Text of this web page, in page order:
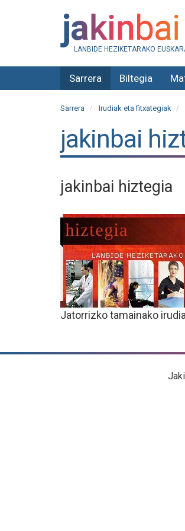
LANBIDE HEZIKETARAKO
Sarrera Biltegia
Sarrera Irudiak eta fitxategiak
jakinbai
jakinbai hiztegia
Jatorrizko tamainako